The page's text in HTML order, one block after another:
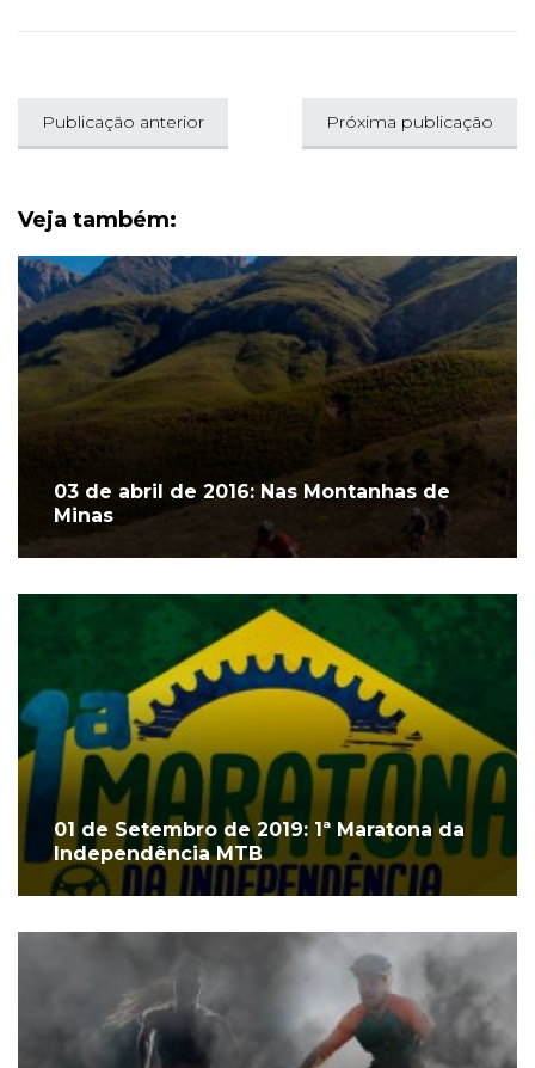
Publicação anterior Próxima publicação
Veja também:
03 de abril de 2016: Nas Montanhas de
Minas
01 de Setembro de 2019: 1ª Maratona da
Independência MTB